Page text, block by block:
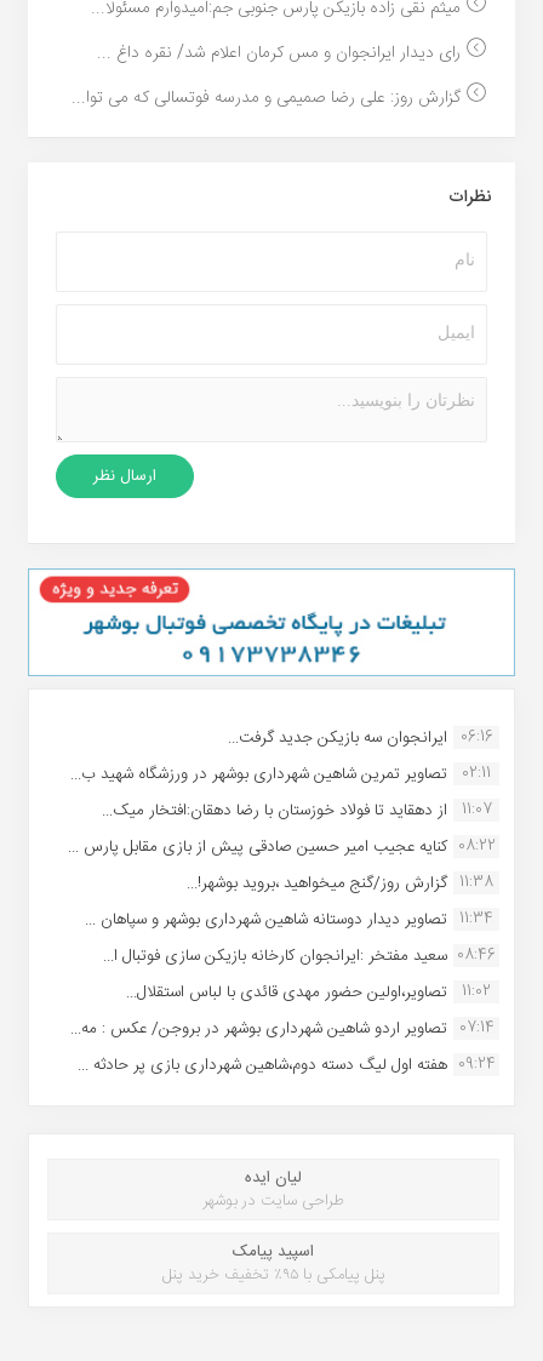
میثم نقی زاده بازیکن پارس جنوبی جم:امیدوارم مسئولا...
رای دیدار ایرانجوان و مس کرمان اعلام شد/ نقره داغ ...
گزارش روز: علی رضا صمیمی و مدرسه فوتسالی که می توا...
نظرات
06:16 ایرانجوان سه بازیکن جدید گرفت...
02:11
تصاویر تمرین شاهین شهردارى بوشهر در ورزشگاه شهید ب...
11:07
از دهقاید تا فولاد خوزستان با رضا دهقان:افتخار میک...
08:22 کنایه عجیب امیر حسین صادقی پیش از بازی مقابل پارس ...
11:38 گزارش روز/گنج میخواهید ،بروید بوشهر!...
11:34 تصاویر دیدار دوستانه شاهین شهردارى بوشهر و سپاهان ...
08:46 سعید مفتخر :ایرانجوان کارخانه بازیکن سازی فوتبال ا...
11:02
تصاویر،اولین حضور مهدی قائدی با لباس استقلال...
07:14 تصاویر اردو شاهین شهرداری بوشهر در بروجن/ عکس : مه...
09:24 هفته اول لیگ دسته دوم،شاهین شهرداری بازی پر حادثه ...
لیان ایده
طراحی سایت در بوشهر
اسپید پیامک
پنل پیامکی با ۹۵٪ تخفیف خرید پنل